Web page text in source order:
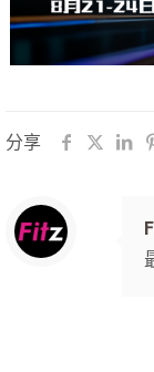
分享